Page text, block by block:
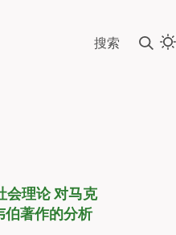
搜索
会理论 对马克
著作的分析